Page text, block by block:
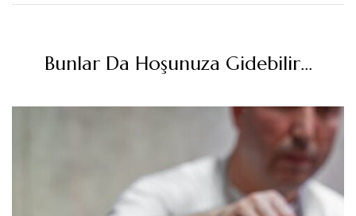
Bunlar Da Hoşunuza Gidebilir...